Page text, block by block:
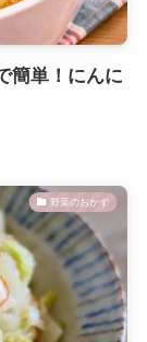
簡単！にんに
野菜のおかず